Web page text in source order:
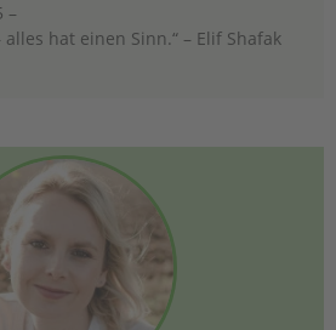
–
hat einen Sinn.“ – Elif Shafak